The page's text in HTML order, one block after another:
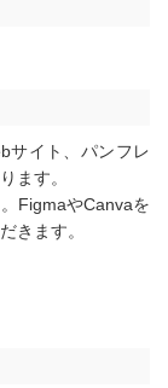
サイト、パンフレ
ます。
FigmaやCanvaを
きます。